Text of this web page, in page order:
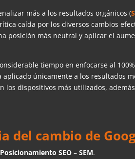
más a los resultados orgánicos (
caída por los diversos cambios
posición más neutral y aplicar el
tiempo en enfocarse al
aplicado únicamente a los resultados
los dispositivos más utilizados,
del cambio de
Posicionamiento SEO – SEM.